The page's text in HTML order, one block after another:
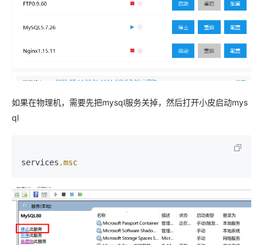
如果在物理机，需要先把mysql服务关掉，然后打开小皮启动mys
ql
services .msc